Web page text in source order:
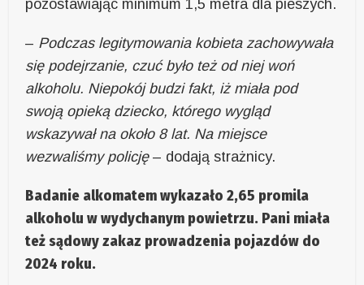
pozostawiając minimum 1,5 metra dla pieszych.
– Podczas legitymowania kobieta zachowywała
się podejrzanie, czuć było też od niej woń
alkoholu. Niepokój budzi fakt, iż miała pod
swoją opieką dziecko, którego wygląd
wskazywał na około 8 lat. Na miejsce
wezwaliśmy policję– dodają strażnicy.
Badanie alkomatem wykazało 2,65 promila
alkoholu w wydychanym powietrzu. Pani miała
też sądowy zakaz prowadzenia pojazdów do
2024 roku.